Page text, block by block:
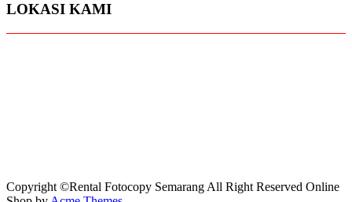
LOKASI KAMI
Copyright ©Rental Fotocopy Semarang All Right Reserved Online